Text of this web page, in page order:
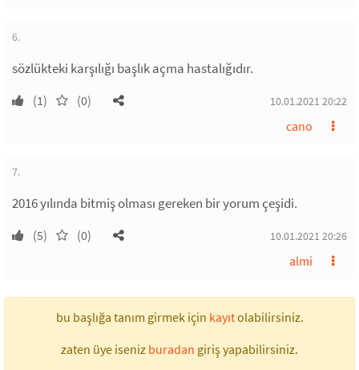
6.
sözlükteki karşılığı başlık açma hastalığıdır.
(1) (0) 10.01.2021 20:22
cano
7.
2016 yılında bitmiş olması gereken bir yorum çeşidi.
(5) (0) 10.01.2021 20:26
almi
bu başlığa tanım girmek için kayıtolabilirsiniz.
zaten üye iseniz buradan giriş yapabilirsiniz.